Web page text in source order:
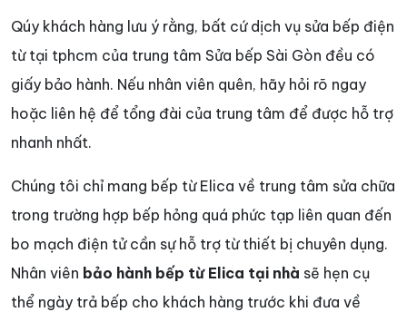
Qúy khách hàng lưu ý rằng, bất cứ dịch vụ sửa bếp điện
từ tại tphcm của trung tâm Sửa bếp Sài Gòn đều có
giấy bảo hành. Nếu nhân viên quên, hãy hỏi rõ ngay
hoặc liên hệ để tổng đài của trung tâm để được hỗ trợ
nhanh nhất.
Chúng tôi chỉ mang bếp từ Elica về trung tâm sửa chữa
trong trường hợp bếp hỏng quá phức tạp liên quan đến
bo mạch điện tử cần sự hỗ trợ từ thiết bị chuyên dụng.
Nhân viên bảo hành bếp từ Elica tại nhà sẽ hẹn cụ
thể ngày trả bếp cho khách hàng trước khi đưa về